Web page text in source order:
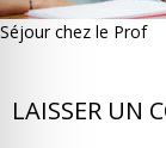
Séjour chez le Prof
LAISSER UN
partir ?